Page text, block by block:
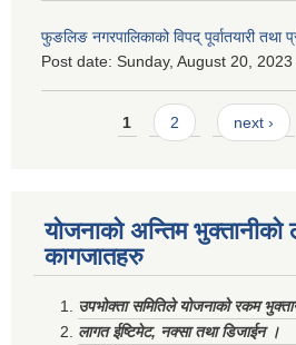
फुङलिङ नगरपालिकाको विपद् पूर्वातयारी तथा
Post date: Sunday, August 20,
Pages1 2 next ›
योजनाको अन्तिम
कागजातहरु
उपभोक्ता समितिले योजनाको रकम
लागत ईष्टिमेट, नक्सा तथा डिजाईन ।